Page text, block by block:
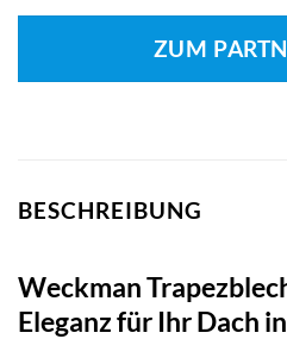
ZUM
BESCHREIBUNG
Weckman
Eleganz für Ihr Dach